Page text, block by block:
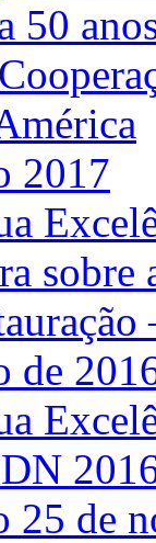
50
2017
sobre
de
25 de